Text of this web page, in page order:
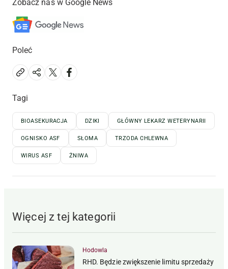
Zobacz nas w Google News
Poleć
Tagi
BIOASEKURACJA DZIKI GŁÓWNY LEKARZ WETERYNARII
OGNISKO ASF SŁOMA TRZODA CHLEWNA
WIRUS ASF ŻNIWA
Więcej z tej kategorii
Hodowla
RHD. Będzie zwiększenie limitu sprzedaży